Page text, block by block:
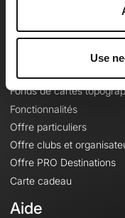
Use
Le Mag'
Fonds de cartes
Fonctionnalités
Offre particuliers
Offre clubs et
Offre PRO Destinations
Carte cadeau
Aide